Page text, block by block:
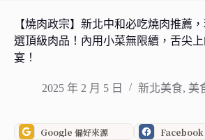
【燒肉政宗】新北中和必吃燒肉推薦
選頂級肉品！內用小菜無限續，舌尖
宴！
2025 年 2 月 5 日 新北美食, 美
Google 偏好來源
Facebook